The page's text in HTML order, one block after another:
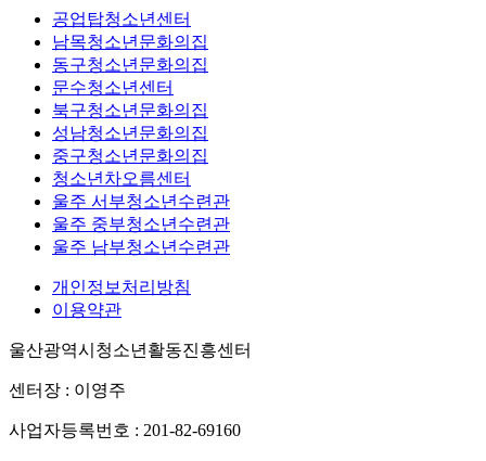
공업탑청소년센터
남목청소년문화의집
동구청소년문화의집
문수청소년센터
북구청소년문화의집
성남청소년문화의집
중구청소년문화의집
청소년차오름센터
울주 서부청소년수련관
울주 중부청소년수련관
울주 남부청소년수련관
개인정보처리방침
이용약관
울산광역시청소년활동진흥센터
센터장 : 이영주
사업자등록번호 : 201-82-69160